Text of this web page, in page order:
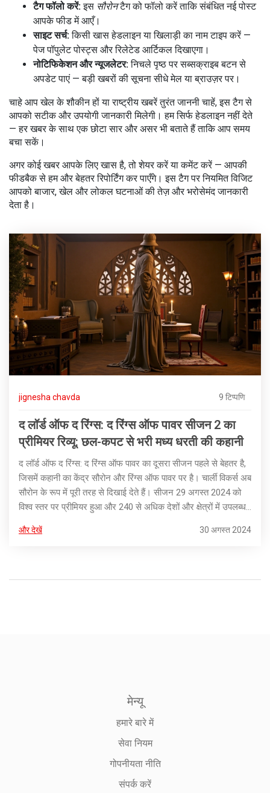
टैग फॉलो करें:इस सौरोनटैग को फॉलो करें ताकि संबंधित नई पोस्ट
आपके फीड में आएँ।
साइट सर्च:किसी खास हेडलाइन या खिलाड़ी का नाम टाइप करें —
पेज पॉपुलेट पोस्ट्स और रिलेटेड आर्टिकल दिखाएगा।
नोटिफिकेशन और न्यूजलेटर:निचले पृष्ठ पर सब्सक्राइब बटन से
अपडेट पाएं — बड़ी खबरों की सूचना सीधे मेल या ब्राउज़र पर।
चाहे आप खेल के शौकीन हों या राष्ट्रीय खबरें तुरंत जाननी चाहें, इस टैग से
आपको सटीक और उपयोगी जानकारी मिलेगी। हम सिर्फ हेडलाइन नहीं देते
— हर खबर के साथ एक छोटा सार और असर भी बताते हैं ताकि आप समय
बचा सकें।
अगर कोई खबर आपके लिए खास है, तो शेयर करें या कमेंट करें — आपकी
फीडबैक से हम और बेहतर रिपोर्टिंग कर पाएँगे। इस टैग पर नियमित विजिट
आपको बाजार, खेल और लोकल घटनाओं की तेज़ और भरोसेमंद जानकारी
देता है।
jignesha chavda 9 टिप्पणि
द लॉर्ड ऑफ द रिंग्स: द रिंग्स ऑफ पावर सीजन 2 का
प्रीमियर रिव्यू: छल-कपट से भरी मध्य धरती की कहानी
द लॉर्ड ऑफ द रिंग्स: द रिंग्स ऑफ पावर का दूसरा सीजन पहले से बेहतर है,
जिसमें कहानी का केंद्र सौरोन और रिंग्स ऑफ पावर पर है। चार्ली विकर्स अब
सौरोन के रूप में पूरी तरह से दिखाई देते हैं। सीजन 29 अगस्त 2024 को
विश्व स्तर पर प्रीमियर हुआ और 240 से अधिक देशों और क्षेत्रों में उपलब्ध
और देखें 30 अगस्त 2024
मेन्यू
हमारे बारे में
सेवा नियम
गोपनीयता नीति
संपर्क करें